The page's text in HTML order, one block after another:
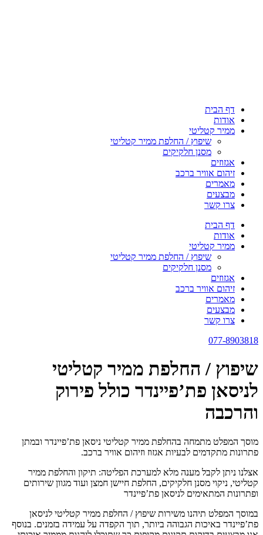
דף הבית
אודות
ממיר קטליטי
שיפוץ / החלפת ממיר קטליטי
מסנן חלקיקים
אגזוזים
זיהום אוויר ברכב
מאמרים
מבצעים
צרו קשר
דף הבית
אודות
ממיר קטליטי
שיפוץ / החלפת ממיר קטליטי
מסנן חלקיקים
אגזוזים
זיהום אוויר ברכב
מאמרים
מבצעים
צרו קשר
077-8903818
שיפוץ / החלפת ממיר קטליטי
לניסאן פת’פיינדר כולל פירוק
והרכבה
מוסך המפלט מתמחה בהחלפת ממיר קטליטי ניסאן פת’פיינדר ובמתן
פתרונות מתקדמים לבעיות אגזוז וזיהום אוויר ברכב.
אצלנו ניתן לקבל מענה מלא למערכת הפליטה: תיקון והחלפת ממיר
קטליטי, ניקוי מסנן חלקיקים, החלפת חיישן חמצן ועוד מגוון שירותים
ופתרונות המתאימים לניסאן פת’פיינדר
במוסך המפלט תיהנו משירות שיפוץ / החלפת ממיר קטליטי לניסאן
פת’פיינדר באיכות הגבוהה ביותר, תוך הקפדה על עמידה בזמנים. בנוסף